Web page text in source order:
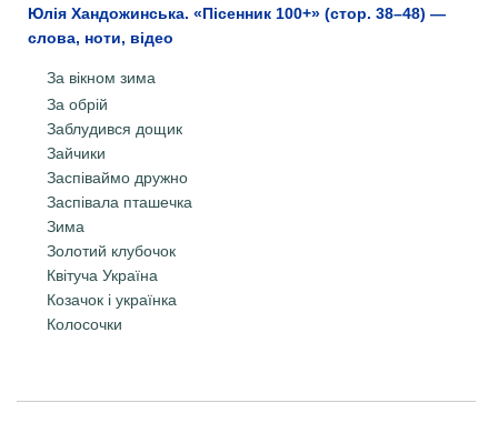
Юлія Хандожинська. «Пісенник 100+» (стор. 38–48) —
слова, ноти, відео
За вікном зима
За обрій
Заблудився дощик
Зайчики
Заспіваймо дружно
Заспівала пташечка
Зима
Золотий клубочок
Квітуча Україна
Козачок і українка
Колосочки